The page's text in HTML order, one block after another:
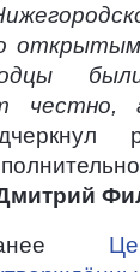
честно,